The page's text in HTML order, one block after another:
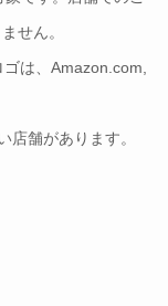
せん。
は、Amazon.com,
舗があります。